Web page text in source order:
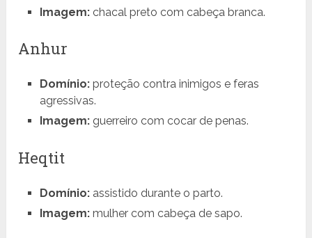
Imagem:chacal preto com cabeça branca.
Anhur
Domínio:proteção contra inimigos e feras
agressivas.
Imagem:guerreiro com cocar de penas.
Heqtit
Domínio:assistido durante o parto.
Imagem:mulher com cabeça de sapo.